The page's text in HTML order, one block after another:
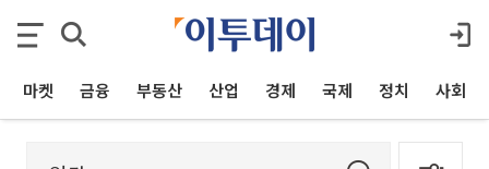
마켓 금융 부동산 산업 경제 국제 정치 사회